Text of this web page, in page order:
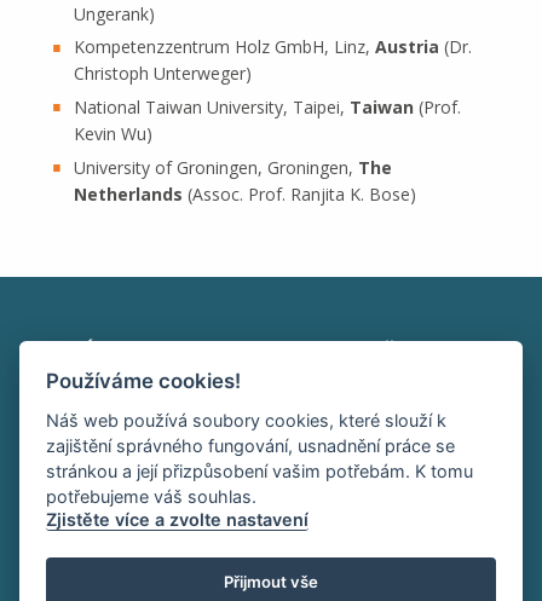
Ungerank)
Kompetenzzentrum Holz GmbH, Linz,Austria (Dr.
Christoph Unterweger)
National Taiwan University, Taipei, Taiwan (Prof.
Kevin Wu)
University of Groningen, Groningen, The
Netherlands (Assoc. Prof. Ranjita K. Bose)
Heyrovského nám. 2
tel:+420 296 809 111
office@imc.cas.cz
Používáme cookies!
Náš web používá soubory cookies, které slouží k
zajištění správného fungování, usnadnění práce se
stránkou a její přizpůsobení vašim potřebám. K tomu
potřebujeme váš souhlas.
Zjistěte více a zvolte nastavení
Přijmout vše